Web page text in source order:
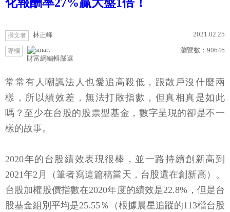
撰文者 林正峰 2021.02.25
專欄
財富網編輯嚴選
瀏覽數： 90646
常常有人嘲諷法人也愛追高殺低，跟散戶沒什麼兩
樣，所以績效差，無法打敗指數，但真相真是如此
嗎？至少在台股的股票型基金，數字呈現的卻是不一
樣的故事。
2020年的台股績效表現很棒，並一路持續創新高到
2021年2月（筆者寫這篇稿當天，台股還在創新高）。
台股加權股價指數在2020年度的績效是22.8%，但是台
股基金組別平均是25.55％（根據晨星追蹤的113檔台股